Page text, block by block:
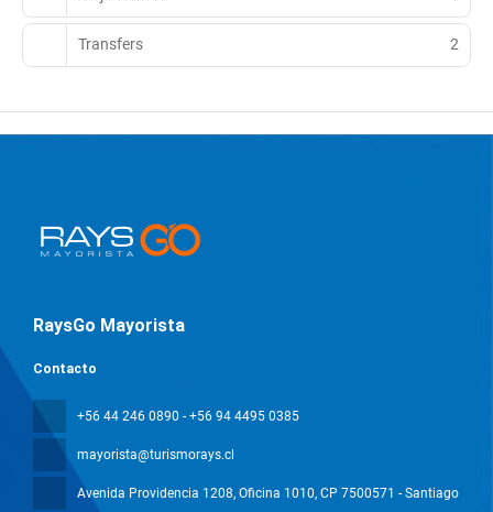
Transfers 2
RaysGo Mayorista
Contacto
+56 44 246 0890 - +56 94 4495 0385
mayorista@turismorays.cl
Avenida Providencia 1208, Oficina 1010, CP 7500571 - Santiago